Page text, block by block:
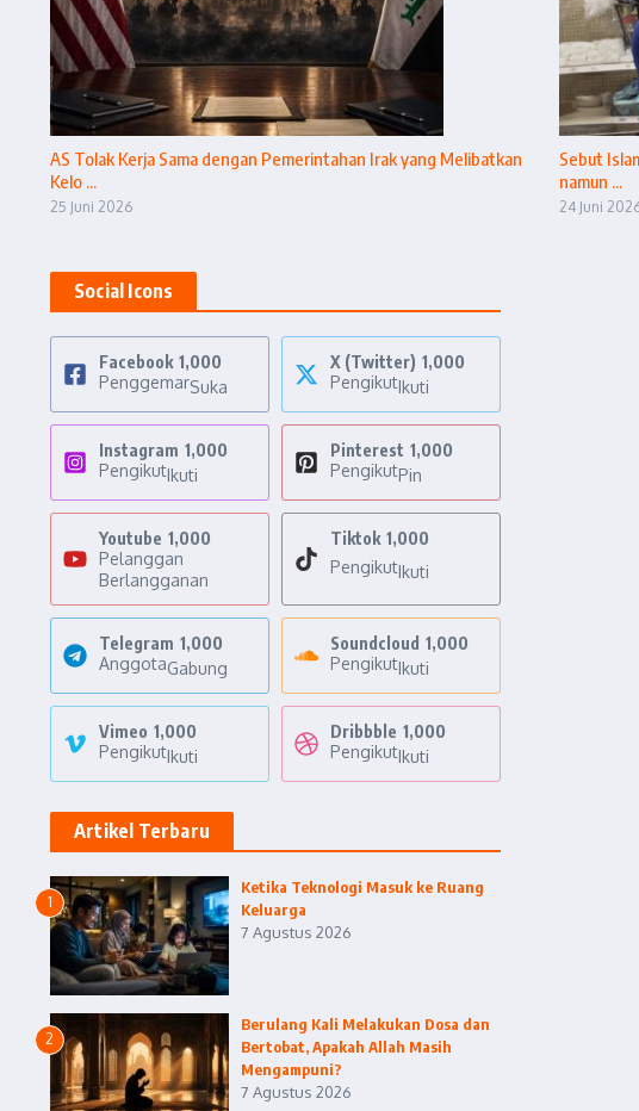
AS Tolak Kerja Sama dengan Pemerintahan Irak yang Melibatkan
Kelo ...
25 Juni 2026
Sebut
namun ...
24 Juni
Social Icons
Facebook 1,000
PenggemarSuka
X (Twitter) 1,000
PengikutIkuti
Instagram 1,000
PengikutIkuti
Pinterest 1,000
PengikutPin
Youtube 1,000
Pelanggan
Berlangganan
Tiktok 1,000
PengikutIkuti
Telegram 1,000
AnggotaGabung
Soundcloud 1,000
PengikutIkuti
Vimeo 1,000
PengikutIkuti
Dribbble 1,000
PengikutIkuti
Artikel Terbaru
1
Ketika Teknologi Masuk ke Ruang
Keluarga
7 Agustus 2026
2
Berulang Kali Melakukan Dosa dan
Bertobat, Apakah Allah Masih
Mengampuni?
7 Agustus 2026